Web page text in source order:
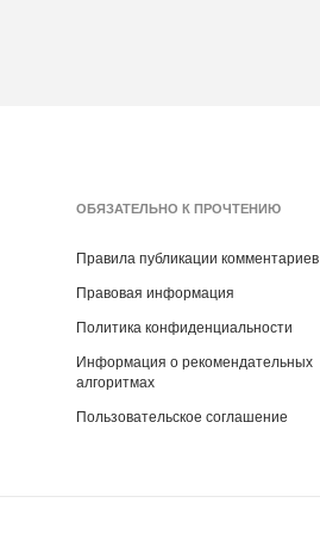
ОБЯЗАТЕЛЬНО К ПРОЧТЕНИЮ
Правила публикации комментариев
Правовая информация
Политика конфиденциальности
Информация о рекомендательных
алгоритмах
Пользовательское соглашение